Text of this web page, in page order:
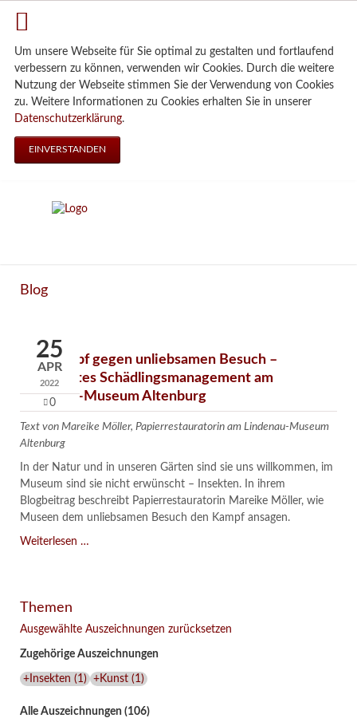
Um unsere Webseite für Sie optimal zu gestalten und fortlaufend
verbessern zu können, verwenden wir Cookies. Durch die weitere
Nutzung der Webseite stimmen Sie der Verwendung von Cookies
zu. Weitere Informationen zu Cookies erhalten Sie in unserer
Datenschutzerklärung.
EINVERSTANDEN
Blog
25
APR
2022
0
Der Kampf gegen unliebsamen Besuch –
Integriertes Schädlingsmanagement am
Lindenau-Museum Altenburg
Text von Mareike Möller, Papierrestauratorin am Lindenau-Museum
Altenburg
In der Natur und in unseren Gärten sind sie uns willkommen, im
Museum sind sie nicht erwünscht – Insekten. In ihrem
Blogbeitrag beschreibt Papierrestauratorin Mareike Möller, wie
Museen dem unliebsamen Besuch den Kampf ansagen.
Weiterlesen …
–
Schädlingsmanagement
am
Museum
Themen
Ausgewählte Auszeichnungen zurücksetzen
Zugehörige Auszeichnungen
+Insekten (1 ) +Kunst(1 )
Alle Auszeichnungen (106)